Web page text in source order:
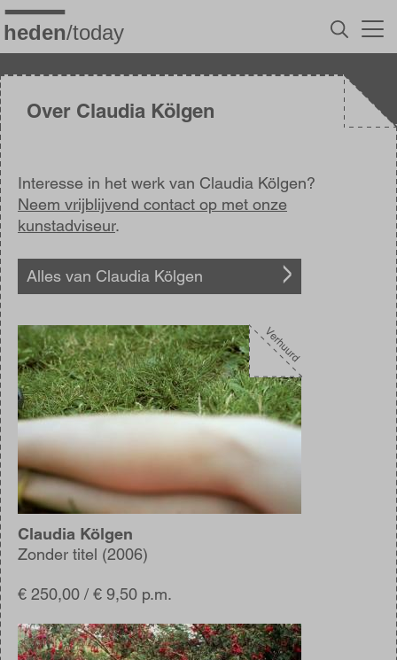
Overslaan
en
naar
inhoud
gaanOver Claudia Kölgen
Interesse in het werk van Claudia Kölgen?
Neem vrijblijvend contact op met onze
kunstadviseur.
Alles van Claudia Kölgen
Afbeelding
Claudia Kölgen
Zonder titel (2006)
€ 250,00 / € 9,50 p.m.
Afbeelding